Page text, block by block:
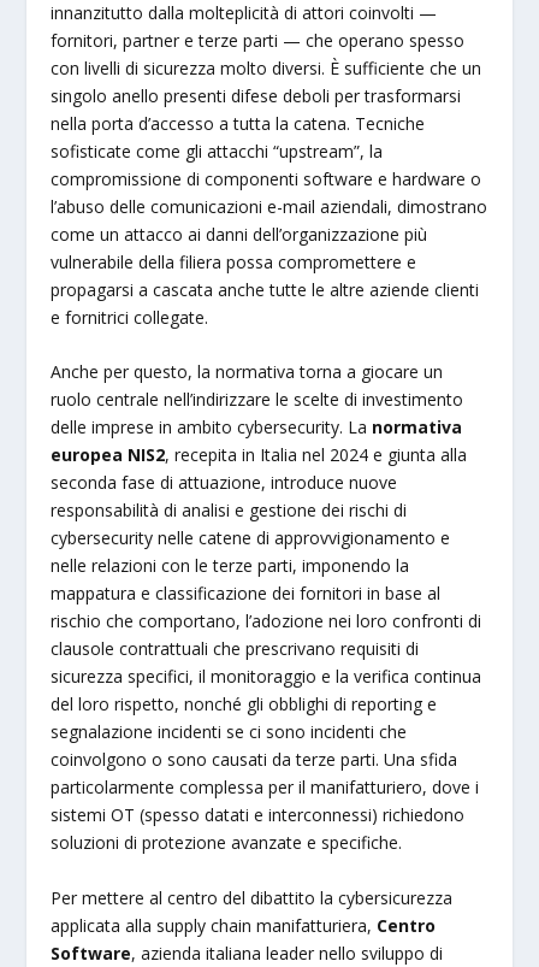
innanzitutto dalla molteplicità di attori coinvolti —
fornitori, partner e terze parti — che operano spesso
con livelli di sicurezza molto diversi. È sufficiente che un
singolo anello presenti difese deboli per trasformarsi
nella porta d’accesso a tutta la catena. Tecniche
sofisticate come gli attacchi “upstream”, la
compromissione di componenti software e hardware o
l’abuso delle comunicazioni e-mail aziendali, dimostrano
come un attacco ai danni dell’organizzazione più
vulnerabile della filiera possa compromettere e
propagarsi a cascata anche tutte le altre aziende clienti
e fornitrici collegate.
Anche per questo, la normativa torna a giocare un
ruolo centrale nell’indirizzare le scelte di investimento
delle imprese in ambito cybersecurity. La normativa
europea NIS2, recepita in Italia nel 2024 e giunta alla
seconda fase di attuazione, introduce nuove
responsabilità di analisi e gestione dei rischi di
cybersecurity nelle catene di approvvigionamento e
nelle relazioni con le terze parti, imponendo la
mappatura e classificazione dei fornitori in base al
rischio che comportano, l’adozione nei loro confronti di
clausole contrattuali che prescrivano requisiti di
sicurezza specifici, il monitoraggio e la verifica continua
del loro rispetto, nonché gli obblighi di reporting e
segnalazione incidenti se ci sono incidenti che
coinvolgono o sono causati da terze parti. Una sfida
particolarmente complessa per il manifatturiero, dove i
sistemi OT (spesso datati e interconnessi) richiedono
soluzioni di protezione avanzate e specifiche.
Per mettere al centro del dibattito la cybersicurezza
applicata alla supply chain manifatturiera, Centro
Software, azienda italiana leader nello sviluppo di